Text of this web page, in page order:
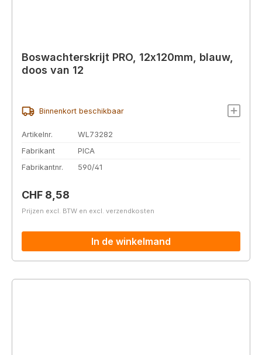
Boswachterskrijt PRO, 12x120mm, blauw,
doos van 12
Binnenkort beschikbaar
Artikelnr.
WL73282
Fabrikant
PICA
Fabrikantnr.
590/41
Normale prijs:
CHF 8,58
Prijzen excl. BTW en excl. verzendkosten
In de winkelmand